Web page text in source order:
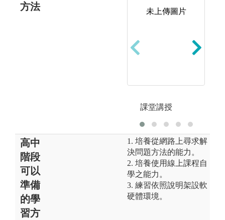
方法
未上傳圖片
課堂講授
高中
階段
可以
準備
的學
習方
1. 培養從網路上尋求解
決問題方法的能力。
2. 培養使用線上課程自
學之能力。
3. 練習依照說明架設軟
硬體環境。